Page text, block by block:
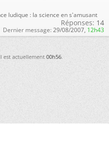
ludique : la science en s'amusant
Réponses: 14
Dernier message: 29/08/2007, 12h43
est actuellement00h56.